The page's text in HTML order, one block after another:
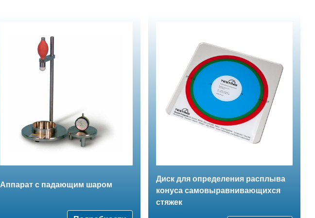
Аппарат с падающим шаром
Диск для определения расплыва
конуса самовыравнивающихся
стяжек